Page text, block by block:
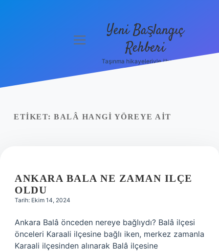
Politikası
menüyü
Yeni Başlangıç
Rehberi
Taşınma hikayeleriyle ilham bul!
ETIKET: BALÂ HANGI YÖREYE AIT
ANKARA BALA NE ZAMAN ILÇE
OLDU
Tarih: Ekim 14, 2024
Ankara Balâ önceden nereye bağlıydı? Balâ ilçesi
önceleri Karaali ilçesine bağlı iken, merkez zamanla
Karaali ilçesinden alınarak Balâ ilçesine